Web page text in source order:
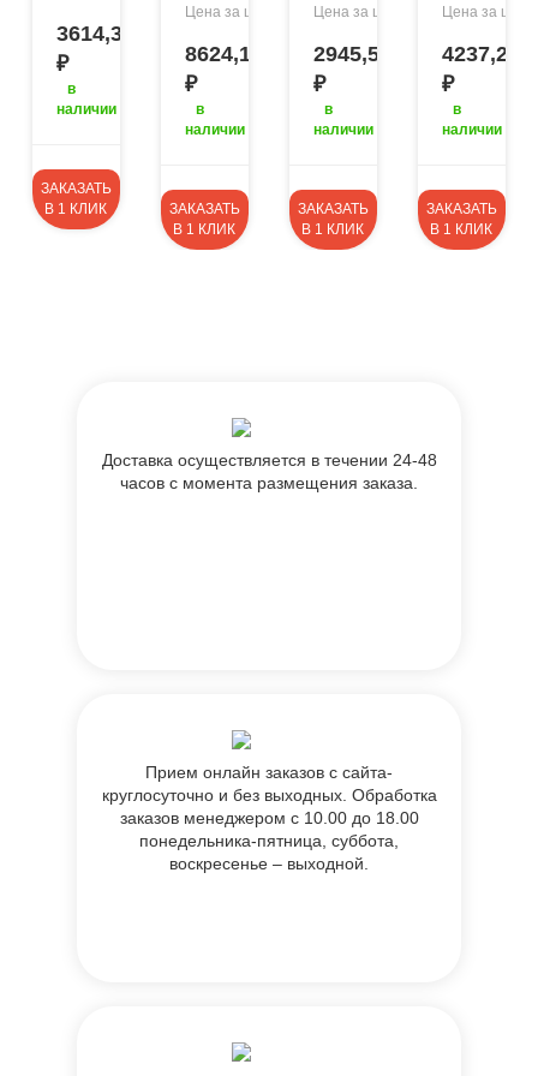
3614,33
₽
в
наличии
ЗАКАЗАТЬ
В 1 КЛИК
Цена за штуку:
₽
8624,15
₽
в
наличии
ЗАКАЗАТЬ
В 1 КЛИК
Цена за штуку:
₽
2945,5
₽
в
наличии
ЗАКАЗАТЬ
В 1 КЛИК
Цена за
4237,25
₽
в
наличии
ЗАКАЗАТЬ
В 1 КЛИК
Доставка осуществляется в течении 24-48
часов с момента размещения заказа.
Прием онлайн заказов с сайта-
круглосуточно и без выходных. Обработка
заказов менеджером с 10.00 до 18.00
понедельника-пятница, суббота,
воскресенье – выходной.